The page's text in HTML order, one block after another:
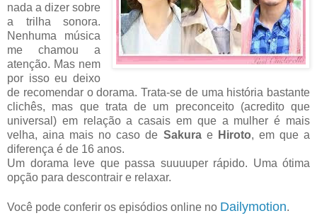
nada a dizer sobre
a trilha sonora.
Nenhuma música
me chamou a
atenção. Mas nem
por isso eu deixo
de recomendar o dorama. Trata-se de uma história bastante
clichês, mas que trata de um preconceito (acredito que
universal) em relação a casais em que a mulher é mais
velha, aina mais no caso de Sakura e Hiroto, em que a
diferença é de 16 anos.
Um dorama leve que passa suuuuper rápido. Uma ótima
opção para descontrair e relaxar.
Você pode conferir os episódios online no Dailymotion.